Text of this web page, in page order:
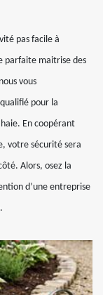
pas facile à
parfaite maitrise des
vous
pour la
En coopérant
votre sécurité sera
Alors, osez la
d’une entreprise